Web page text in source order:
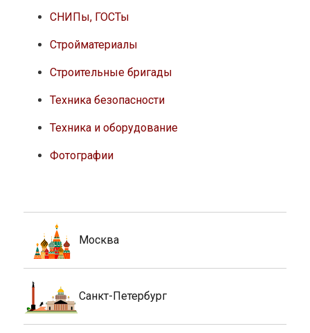
СНИПы, ГОСТы
Стройматериалы
Строительные бригады
Техника безопасности
Техника и оборудование
Фотографии
Москва
Санкт-Петербург